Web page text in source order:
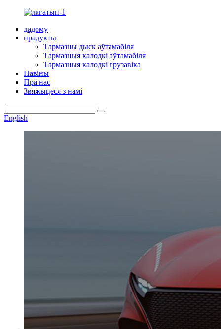
дадому
прадукты
Тармазны дыск аўтамабіля
Тармазныя калодкі аўтамабіля
Тармазныя калодкі грузавіка
Навіны
Пра нас
Звяжыцеся з намі
English